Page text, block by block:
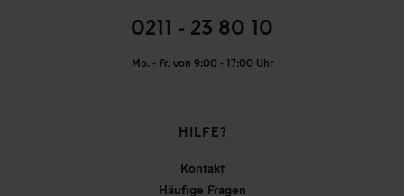
0211 - 23 80 10
Mo. - Fr. von 9:00 - 17:00 Uhr
HILFE?
Kontakt
Häufige Fragen